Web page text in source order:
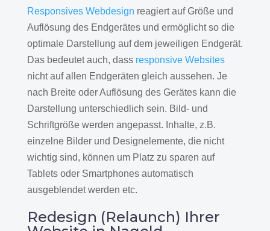
Responsives Webdesign reagiert auf Größe und
Auflösung des Endgerätes und ermöglicht so die
optimale Darstellung auf dem jeweiligen Endgerät.
Das bedeutet auch, dass responsive Websites
nicht auf allen Endgeräten gleich aussehen. Je
nach Breite oder Auflösung des Gerätes kann die
Darstellung unterschiedlich sein. Bild- und
Schriftgröße werden angepasst. Inhalte, z.B.
einzelne Bilder und Designelemente, die nicht
wichtig sind, können um Platz zu sparen auf
Tablets oder Smartphones automatisch
ausgeblendet werden etc.
Redesign (Relaunch) Ihrer